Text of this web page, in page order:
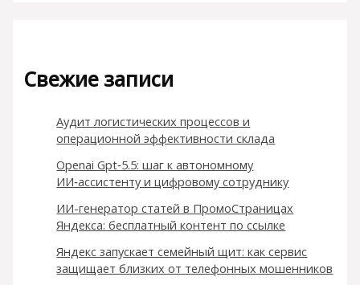
Свежие записи
Аудит логистических процессов и
операционной эффективности склада
Openai Gpt‑5.5: шаг к автономному
ИИ‑ассистенту и цифровому сотруднику
ИИ-генератор статей в ПромоСтраницах
Яндекса: бесплатный контент по ссылке
Яндекс запускает семейный щит: как сервис
защищает близких от телефонных мошенников